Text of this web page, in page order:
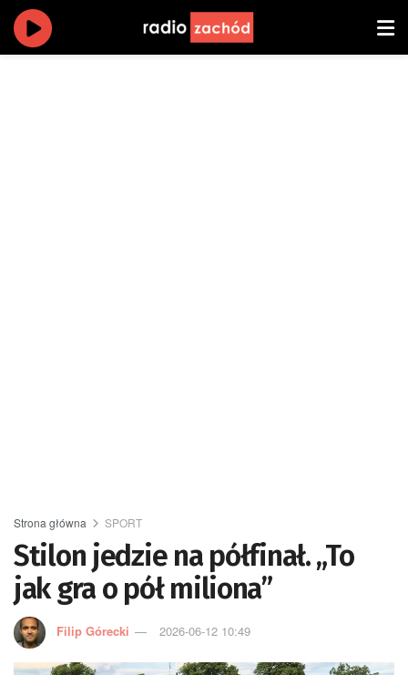
Strona główna SPORT
Stilon jedzie na półfinał. „To
jak gra o pół miliona”
Filip Górecki 2026-06-12 10:49